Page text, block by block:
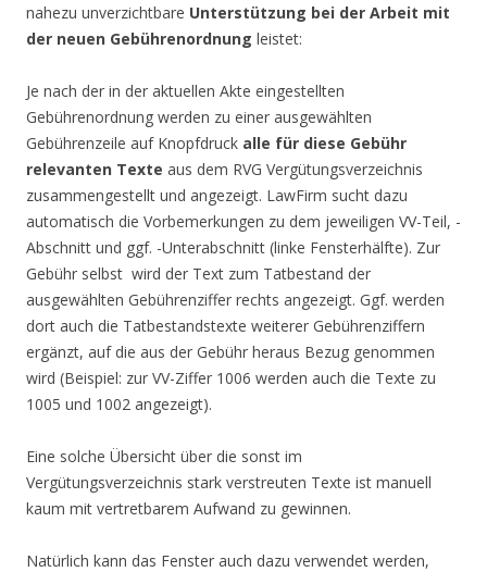
nahezu unverzichtbare Unterstützung bei der Arbeit mit
der neuen Gebührenordnung leistet:
Je nach der in der aktuellen Akte eingestellten
Gebührenordnung werden zu einer ausgewählten
Gebührenzeile auf Knopfdruck alle für diese Gebühr
relevanten Texte aus dem RVG Vergütungsverzeichnis
zusammengestellt und angezeigt. LawFirm sucht dazu
automatisch die Vorbemerkungen zu dem jeweiligen VV-Teil, -
Abschnitt und ggf. -Unterabschnitt (linke Fensterhälfte). Zur
Gebühr selbst wird der Text zum Tatbestand der
ausgewählten Gebührenziffer rechts angezeigt. Ggf. werden
dort auch die Tatbestandstexte weiterer Gebührenziffern
ergänzt, auf die aus der Gebühr heraus Bezug genommen
wird (Beispiel: zur VV-Ziffer 1006 werden auch die Texte zu
1005 und 1002 angezeigt).
Eine solche Übersicht über die sonst im
Vergütungsverzeichnis stark verstreuten Texte ist manuell
kaum mit vertretbarem Aufwand zu gewinnen.
Natürlich kann das Fenster auch dazu verwendet werden,